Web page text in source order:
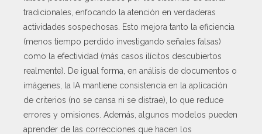
tradicionales, enfocando la atención en verdaderas
actividades sospechosas. Esto mejora tanto la eficiencia
(menos tiempo perdido investigando señales falsas)
como la efectividad (más casos ilícitos descubiertos
realmente). De igual forma, en análisis de documentos o
imágenes, la IA mantiene consistencia en la aplicación
de criterios (no se cansa ni se distrae), lo que reduce
errores y omisiones. Además, algunos modelos pueden
aprender de las correcciones que hacen los